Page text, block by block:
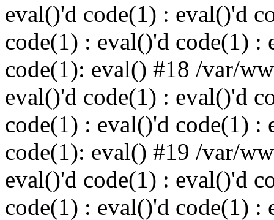
eval()'d code(1) : eval()'d
code(1) : eval()'d code(1) :
code(1): eval() #18 /var/
eval()'d code(1) : eval()'d
code(1) : eval()'d code(1) :
code(1): eval() #19 /var/
eval()'d code(1) : eval()'d
code(1) : eval()'d code(1) :